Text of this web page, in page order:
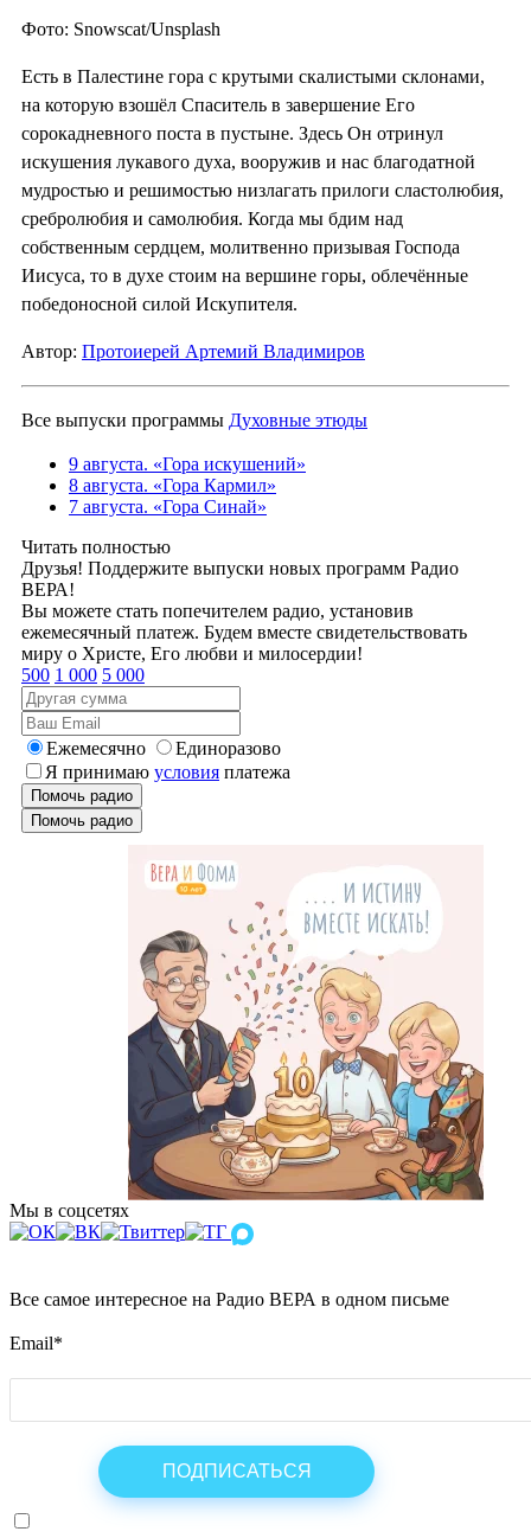
Фото: Snowscat/Unsplash
Есть в Палестине гора с крутыми скалистыми склонами,
на которую взошёл Спаситель в завершение Его
сорокадневного поста в пустыне. Здесь Он отринул
искушения лукавого духа, вооружив и нас благодатной
мудростью и решимостью низлагать прилоги сластолюбия,
сребролюбия и самолюбия. Когда мы бдим над
собственным сердцем, молитвенно призывая Господа
Иисуса, то в духе стоим на вершине горы, облечённые
победоносной силой Искупителя.
Автор: Протоиерей Артемий Владимиров
Все выпуски программы Духовные этюды
9 августа. «Гора искушений»
8 августа. «Гора Кармил»
7 августа. «Гора Синай»
Читать полностью
Друзья! Поддержите выпуски новых программ Радио
ВЕРА!
Вы можете стать попечителем радио, установив
ежемесячный платеж. Будем вместе свидетельствовать
миру о Христе, Его любви и милосердии!
500 1 000 5 000
Ежемесячно
Единоразово
Я принимаю условия платежа
Помочь радио
Помочь радио
Мы в соцсетях
Все самое интересное на Радио ВЕРА в одном письме
Email*